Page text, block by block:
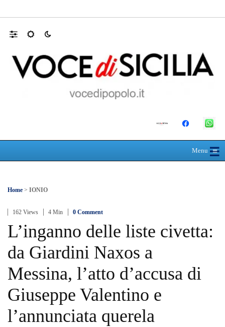
Menu≡
☰
Home > IONIO
162 Views 4 Min 0 Comment
L’inganno delle liste civetta:
da Giardini Naxos a
Messina, l’atto d’accusa di
Giuseppe Valentino e
l’annunciata querela